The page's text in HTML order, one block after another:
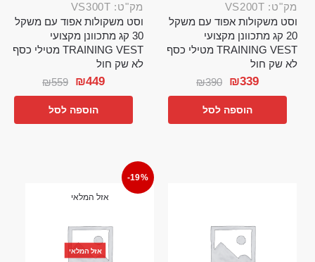
מק"ט: VS200T
וסט משקולות אפוד עם משקל
20 קג מתכוונן מקצועי
TRAINING VEST מטילי כסף
לא שק חול
₪390 ₪339
הוספה לסל
מק"ט: VS300T
וסט משקולות אפוד עם משקל
30 קג מתכוונן מקצועי
TRAINING VEST מטילי כסף
לא שק חול
₪559 ₪449
הוספה לסל
-19%
אזל המלאי
אזל המלאי